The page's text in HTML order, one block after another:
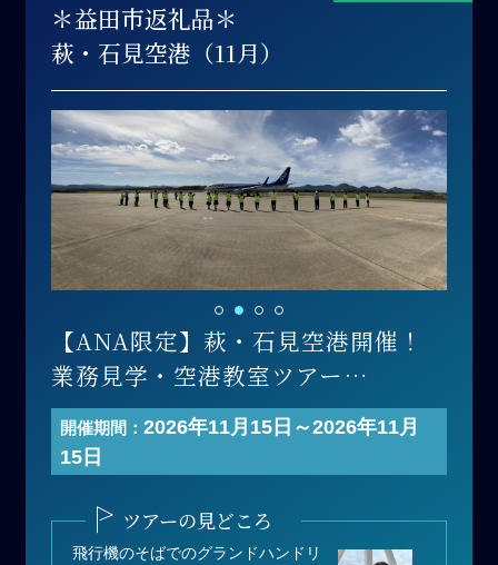
＊益田市返礼品＊
萩・石見空港（11月）
【ANA限定】萩・石見空港開催！
業務見学・空港教室ツアー
開催日 ：2026年11月15日(日)
寄付金額：110,000円（1組あたり）
募集人数：1組（1組 最大3名まで）
＊1組あたりの人数は3名以下でも寄
付可能
開催期間： 2026年11月15日～2026年11月
15日
ツアーの見どころ
飛行機のそばでのグランドハンドリ